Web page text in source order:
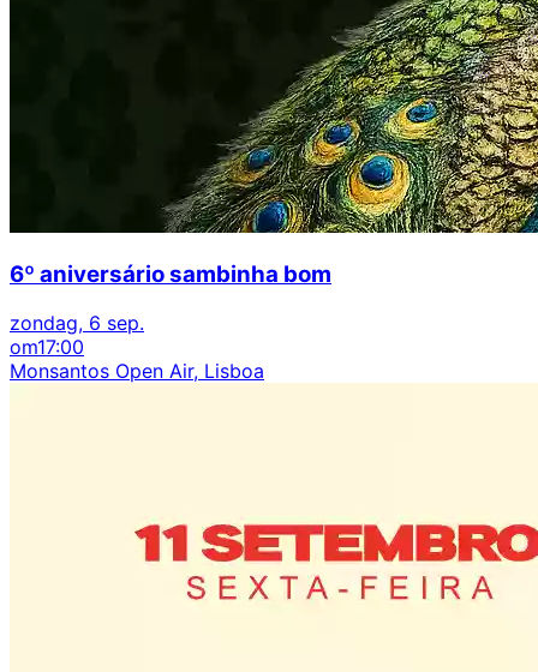
6º aniversário sambinha bom
zondag, 6 sep.
om17:00
Monsantos Open Air, Lisboa